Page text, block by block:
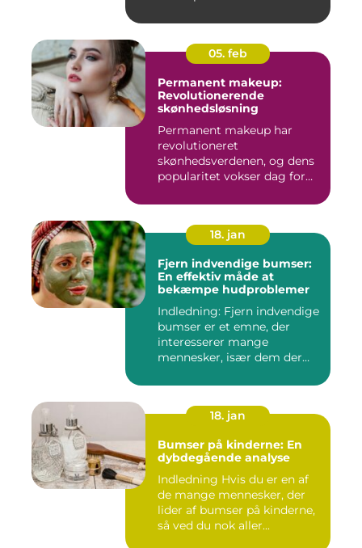
05. feb
Permanent makeup:
Revolutionerende
skønhedsløsning
Permanent makeup har
revolutioneret
skønhedsverdenen, og dens
popularitet vokser dag for
18. jan
Fjern indvendige bumser:
En effektiv måde at
bekæmpe hudproblemer
Indledning: Fjern indvendige
bumser er et emne, der
interesserer mange
mennesker, især dem der
18. jan
Bumser på kinderne: En
dybdegående analyse
Indledning Hvis du er en af
de mange mennesker, der
lider af bumser på kinderne,
så ved du nok aller...